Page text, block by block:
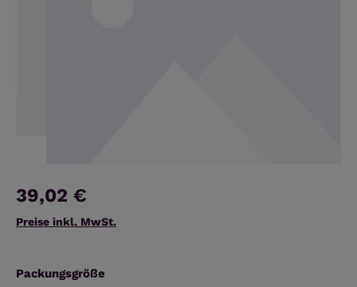
39,02 €
Preise inkl. MwSt.
Packungsgröße